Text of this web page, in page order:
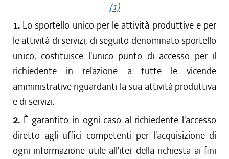
(1)
1. Lo sportello unico per le attività produttive e per
le attività di servizi, di seguito denominato sportello
unico, costituisce l'unico punto di accesso per il
richiedente in relazione a tutte le vicende
amministrative riguardanti la sua attività produttiva
e di servizi.
2. È garantito in ogni caso al richiedente l'accesso
diretto agli uffici competenti per l'acquisizione di
ogni informazione utile all'iter della richiesta ai fini